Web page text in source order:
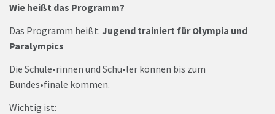
Wie heißt das Programm?
Das Programm heißt: Jugend trainiert für Olympia und
Paralympics
Die Schüle•rinnen und Schü•ler können bis zum
Bundes•finale kommen.
Wichtig ist: